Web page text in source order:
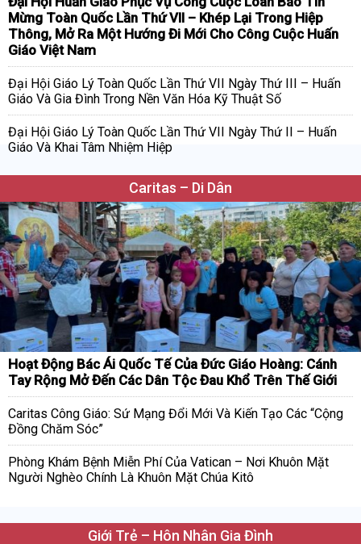
Mừng Toàn Quốc Lần Thứ VII – Khép Lại Trong Hiệp
Thông, Mở Ra Một Hướng Đi Mới Cho Công Cuộc Huấn
Giáo Việt Nam
Đại Hội Giáo Lý Toàn Quốc Lần Thứ VII Ngày Thứ III – Huấn
Giáo Và Gia Đình Trong Nền Văn Hóa Kỹ Thuật Số
Đại Hội Giáo Lý Toàn Quốc Lần Thứ VII Ngày Thứ II – Huấn
Giáo Và Khai Tâm Nhiệm Hiệp
Caritas – Di Dân
Hoạt Động Bác Ái Quốc Tế Của Đức Giáo Hoàng: Cánh
Tay Rộng Mở Đến Các Dân Tộc Đau Khổ Trên Thế Giới
Caritas Công Giáo: Sứ Mạng Đổi Mới Và Kiến Tạo Các “Cộng
Đồng Chăm Sóc”
Phòng Khám Bệnh Miễn Phí Của Vatican – Nơi Khuôn Mặt
Người Nghèo Chính Là Khuôn Mặt Chúa Kitô
Giới Trẻ – Hôn Nhân Gia Đình